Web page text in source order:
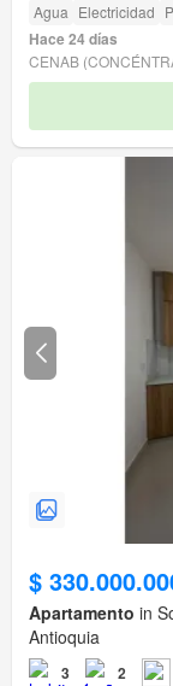
Agua Electricidad
Hace 24 días
$
Apartamento in
Antioquia
3 2